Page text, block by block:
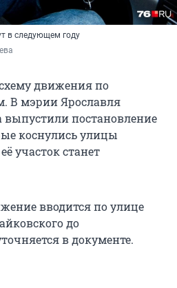
в следующем году
движения по
В мэрии Ярославля
выпустили постановление
коснулись улицы
участок станет
вводится по улице
до
в документе.